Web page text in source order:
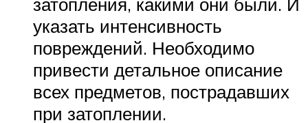
затопления, какими они были. И
указать интенсивность
повреждений. Необходимо
привести детальное описание
всех предметов, пострадавших
при затоплении.